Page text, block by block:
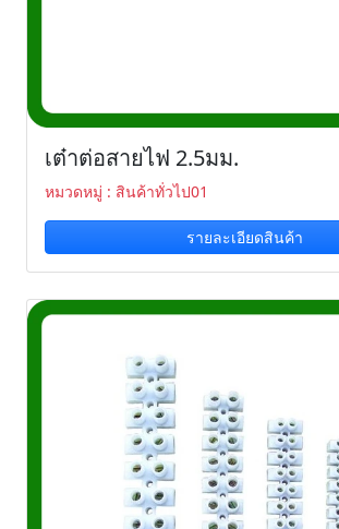
เต๋าต่อสายไฟ 2.5มม.
หมวดหมู่ : สินค้าทั่วไป01
รายละเอียดสินค้า